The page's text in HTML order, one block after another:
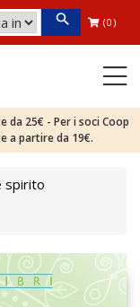
(0)
da 25€ - Per i soci Coop
a partire da 19€.
spirito